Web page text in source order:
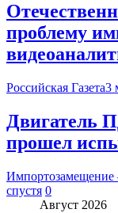
проблему
Российская Газета3
Двигатель
прошел
спустя 0
Август 2026